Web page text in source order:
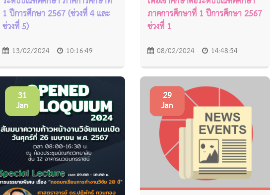
1 ปีการศึกษา 2567 (ช่วงที่ 4 และ
ช่วงที่ 5)
13/02/2024 10:16:49
ภาคการศึกษาที่ 1 ปีการศึกษา 2567
ช่วงที่ 1
08/02/2024 14:48:54
31
Jan
29
Jan